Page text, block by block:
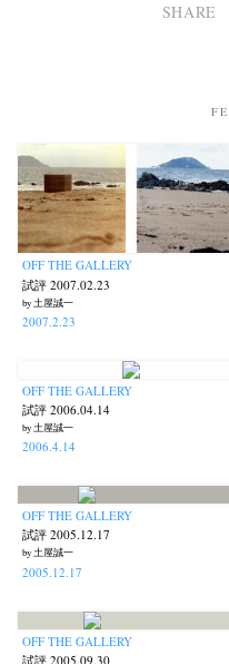
SHARE
OFF THE GALLERY
試評 2007.02.23
by 土屋誠一
2007.2.23
OFF THE GALLERY
試評 2006.04.14
by 土屋誠一
2006.4.14
OFF THE GALLERY
試評 2005.12.17
by 土屋誠一
2005.12.17
OFF THE GALLERY
試評 2005.09.30